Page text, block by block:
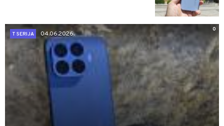
0
T SERIJA
04.06.2026.